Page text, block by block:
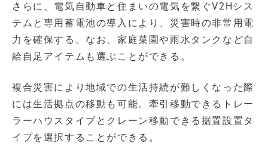
さらに、電気自動車と住まいの電気を繋ぐV2Hシス
テムと専用蓄電池の導入により、災害時の非常用電
力を確保する。なお、家庭菜園や雨水タンクなど自
給自足アイテムも選ぶことができる。
複合災害により地域での生活持続が難しくなった際
には生活拠点の移動も可能。牽引移動できるトレー
ラーハウスタイプとクレーン移動できる据置設置タ
イプを選択することができる。